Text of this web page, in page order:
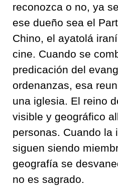
reconozca o no, ya
ese dueño sea el
Chino, el ayatolá
cine. Cuando se
predicación del
ordenanzas, esa
una iglesia. El reino
visible y geográfico
personas. Cuando la
siguen siendo
geografía se
no es sagrado.